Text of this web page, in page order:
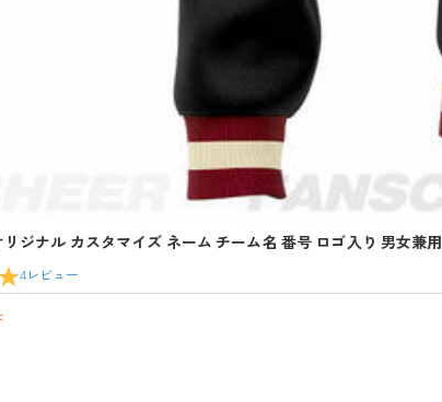
ジナル カスタマイズ ネーム チーム名 番号 ロゴ入り 男女兼用
4 レビュー